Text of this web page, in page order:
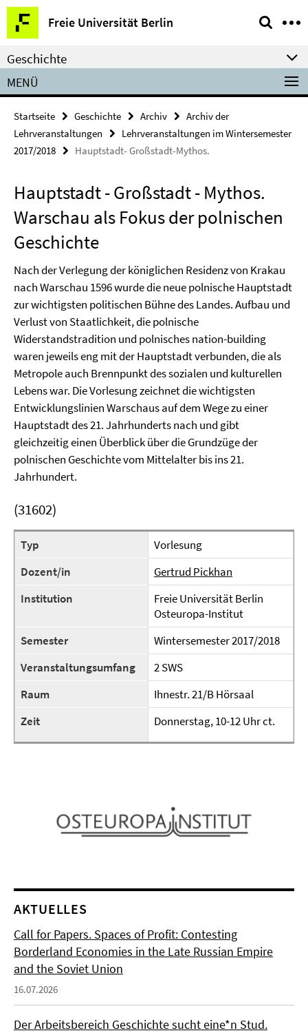
Springe
direkt
zu
Inhalt
Freie Universität Berlin
Service-
Navigation
Geschichte
MENÜ
Startseite Geschichte Archiv
Archiv der
Lehrveranstaltungen
Lehrveranstaltungen im Wintersemester
2017/2018
Hauptstadt- Großstadt-Mythos.
Hauptstadt - Großstadt - Mythos.
Warschau als Fokus der polnischen
Geschichte
Nach der Verlegung der königlichen Residenz von Krakau
nach Warschau 1596 wurde die neue polnische Hauptstadt
zur wichtigsten politischen Bühne des Landes. Aufbau und
Verlust von Staatlichkeit, die polnische
Widerstandstradition und polnisches nation-building
waren jeweils eng mit der Hauptstadt verbunden, die als
Metropole auch Brennpunkt des sozialen und kulturellen
Lebens war. Die Vorlesung zeichnet die wichtigsten
Entwicklungslinien Warschaus auf dem Wege zu einer
Hauptstadt des 21. Jahrhunderts nach und gibt
gleichzeitig einen Überblick über die Grundzüge der
polnischen Geschichte vom Mittelalter bis ins 21.
Jahrhundert.
(31602)
Typ
Vorlesung
Dozent/in
Gertrud Pickhan
Institution
Freie Universität Berlin
Osteuropa-Institut
Semester
Wintersemester 2017/2018
Veranstaltungsumfang
2 SWS
Raum
Ihnestr. 21/B Hörsaal
Zeit
Donnerstag, 10-12 Uhr ct.
AKTUELLES
Call for Papers. Spaces of Profit: Contesting
Borderland Economies in the Late Russian Empire
and the Soviet Union
16.07.2026
Der Arbeitsbereich Geschichte sucht eine*n Stud.